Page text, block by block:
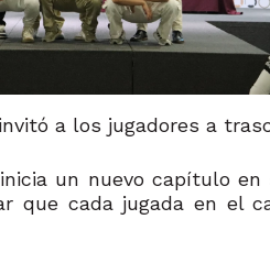
a los jugadores a
un nuevo capítulo en
que cada jugada en el